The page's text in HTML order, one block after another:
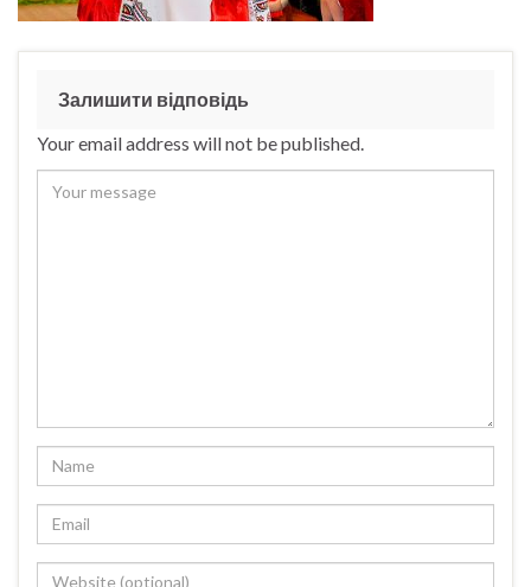
Залишити відповідь
Your email address will not be published.